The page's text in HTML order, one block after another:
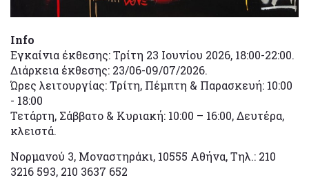
Info
Εγκαίνια έκθεσης: Τρίτη 23 Ιουνίου 2026, 18:00-22:00.
Διάρκεια έκθεσης: 23/06-09/07/2026.
Ώρες λειτουργίας: Τρίτη, Πέμπτη & Παρασκευή: 10:00
- 18:00
Τετάρτη, Σάββατο & Κυριακή: 10:00 – 16:00, Δευτέρα,
κλειστά.
Νορμανού 3, Μοναστηράκι, 10555 Αθήνα, Τηλ.: 210
3216 593, 210 3637 652